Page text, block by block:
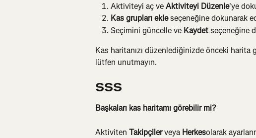
Aktiviteyi aç ve Aktiviteyi Düzenle'ye
Kas grupları ekle seçeneğine dokunarak
Seçimini güncelle ve Kaydet seçeneğine
Kas haritanızı düzenlediğinizde önceki harita
lütfen unutmayın.
SSS
Başkaları kas haritamı görebilir mi?
Aktiviten Takipçiler veya Herkesolarak